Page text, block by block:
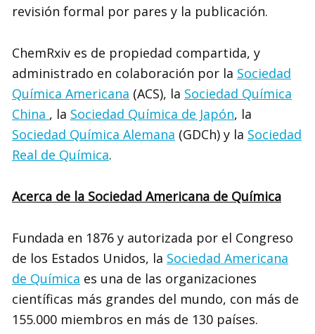
revisión formal por pares y la publicación.
ChemRxiv es de propiedad compartida, y
administrado en colaboración por la Sociedad
Química Americana (ACS), la Sociedad Química
China , la Sociedad Química de Japón, la
Sociedad Química Alemana (GDCh) y la Sociedad
Real de Química.
Acerca de la Sociedad Americana de Química
Fundada en 1876 y autorizada por el Congreso
de los Estados Unidos, la Sociedad Americana
de Química es una de las organizaciones
científicas más grandes del mundo, con más de
155.000 miembros en más de 130 países.